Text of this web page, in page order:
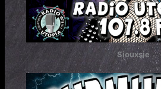
Siouxsie